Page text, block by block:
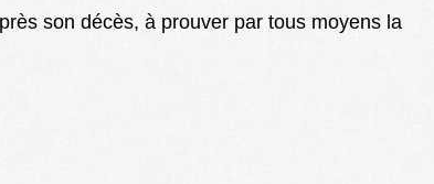
son décès, à prouver par tous moyens la